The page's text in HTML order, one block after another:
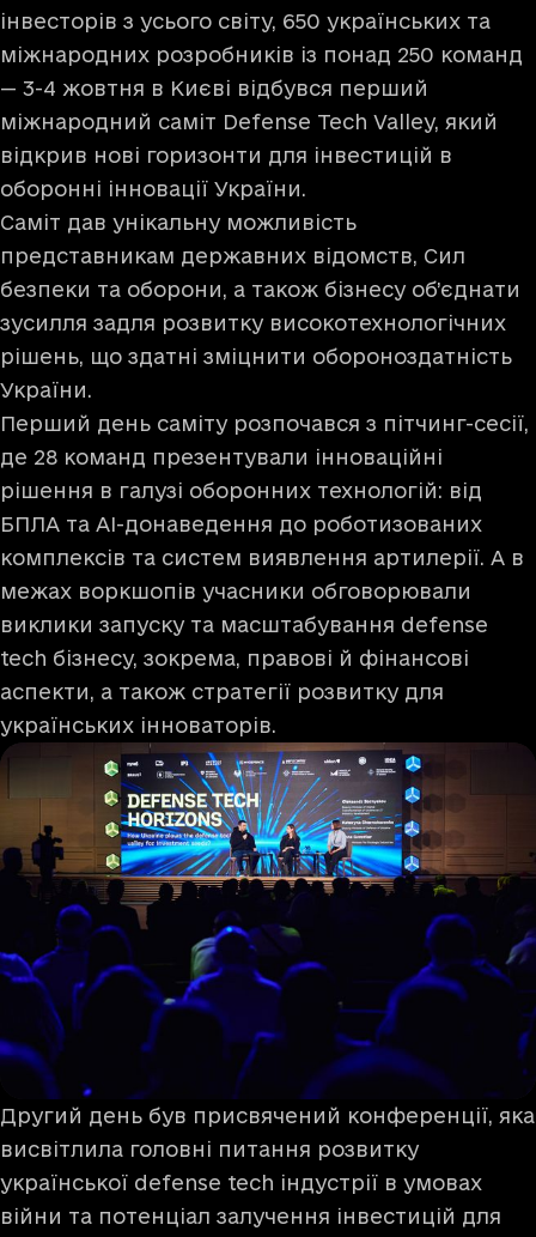
інвесторів з усього світу, 650 українських та
міжнародних розробників із понад 250 команд
— 3-4 жовтня в Києві відбувся перший
міжнародний саміт Defense Tech Valley, який
відкрив нові горизонти для інвестицій в
оборонні інновації України.
Саміт дав унікальну можливість
представникам державних відомств, Сил
безпеки та оборони, а також бізнесу об’єднати
зусилля задля розвитку високотехнологічних
рішень, що здатні зміцнити обороноздатність
України.
Перший день саміту розпочався з пітчинг-сесії,
де 28 команд презентували інноваційні
рішення в галузі оборонних технологій: від
БПЛА та AI-донаведення до роботизованих
комплексів та систем виявлення артилерії. А в
межах воркшопів учасники обговорювали
виклики запуску та масштабування defense
tech бізнесу, зокрема, правові й фінансові
аспекти, а також стратегії розвитку для
українських інноваторів.
Другий день був присвячений конференції, яка
висвітлила головні питання розвитку
української defense tech індустрії в умовах
війни та потенціал залучення інвестицій для